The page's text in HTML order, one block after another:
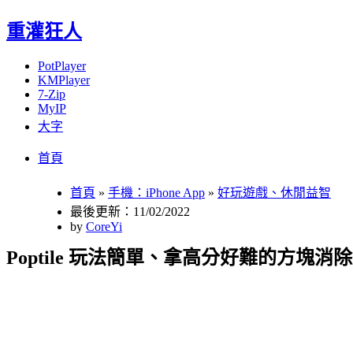
重灌狂人
PotPlayer
KMPlayer
7-Zip
MyIP
大字
首頁
首頁 » 手機：iPhone App » 好玩遊戲、休閒益智
最後更新：11/02/2022
by CoreYi
Poptile 玩法簡單、拿高分好難的方塊消